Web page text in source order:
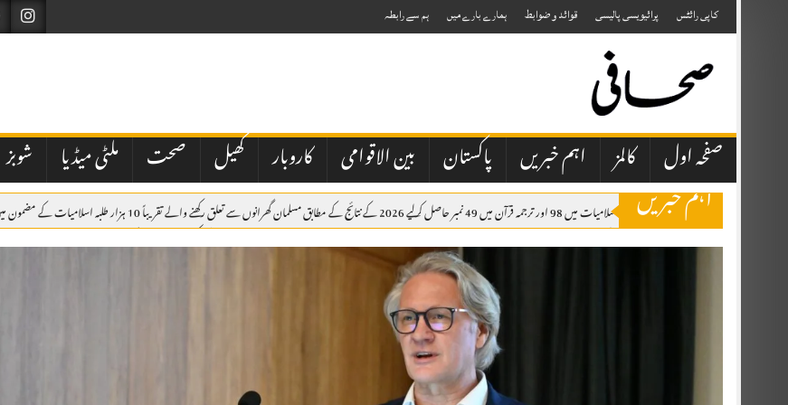
to
content
کاپی رائٹس پرائیویسی پالیسی قوائد و ضوابط ہمارے بارے میں ہم سے رابطہ
صفحہ اول کالمز اہم خبریں پاکستان بین الاقوامی کاروبار کھیل صحت ملٹی میڈیا شوبز
اہم خبریں
سکھ طالب علم نے اسلامیات میں 98 اور ترجمہ قرآن میں 49 نمبر حاصل کرلیے 2026 کے نتائج کے مطابق مسلمان گھرانوں سے تعلق رکھنے والے تقریباً 10 ہزار طلبہ اسلامیات کے مضمون میں فیل ہوئے ہیں۔
بہارہ کہو میں 21 سالہ لڑکی مبینہ طور پر اغوا، 20 سے 25 افراد پر تشدد کا الزام لوک ورثہ میں 59 ملازمین کو 53 لاکھ روپے کے کیش ایڈوانس کا انکشاف، قانونی منظوری نہ ہونے کا اعتراف
چکوال شیلٹر ہوم میں ایم فل طالب علم کی بطور خاکروب تعیناتی، حاضری اور بھرتی کے نظام پر سوالات اٹھ گئے